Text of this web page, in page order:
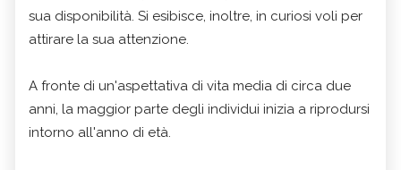
sua disponibilità. Si esibisce, inoltre, in curiosi voli per
attirare la sua attenzione.
A fronte di un'aspettativa di vita media di circa due
anni, la maggior parte degli individui inizia a riprodursi
intorno all'anno di età.